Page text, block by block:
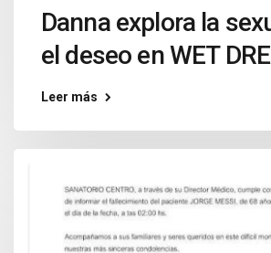
Danna explora la
el deseo en WET
Leer más